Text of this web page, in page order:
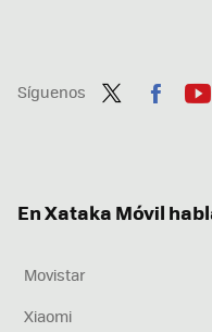
Síguenos
En Xataka Móvil
Movistar
Xiaomi